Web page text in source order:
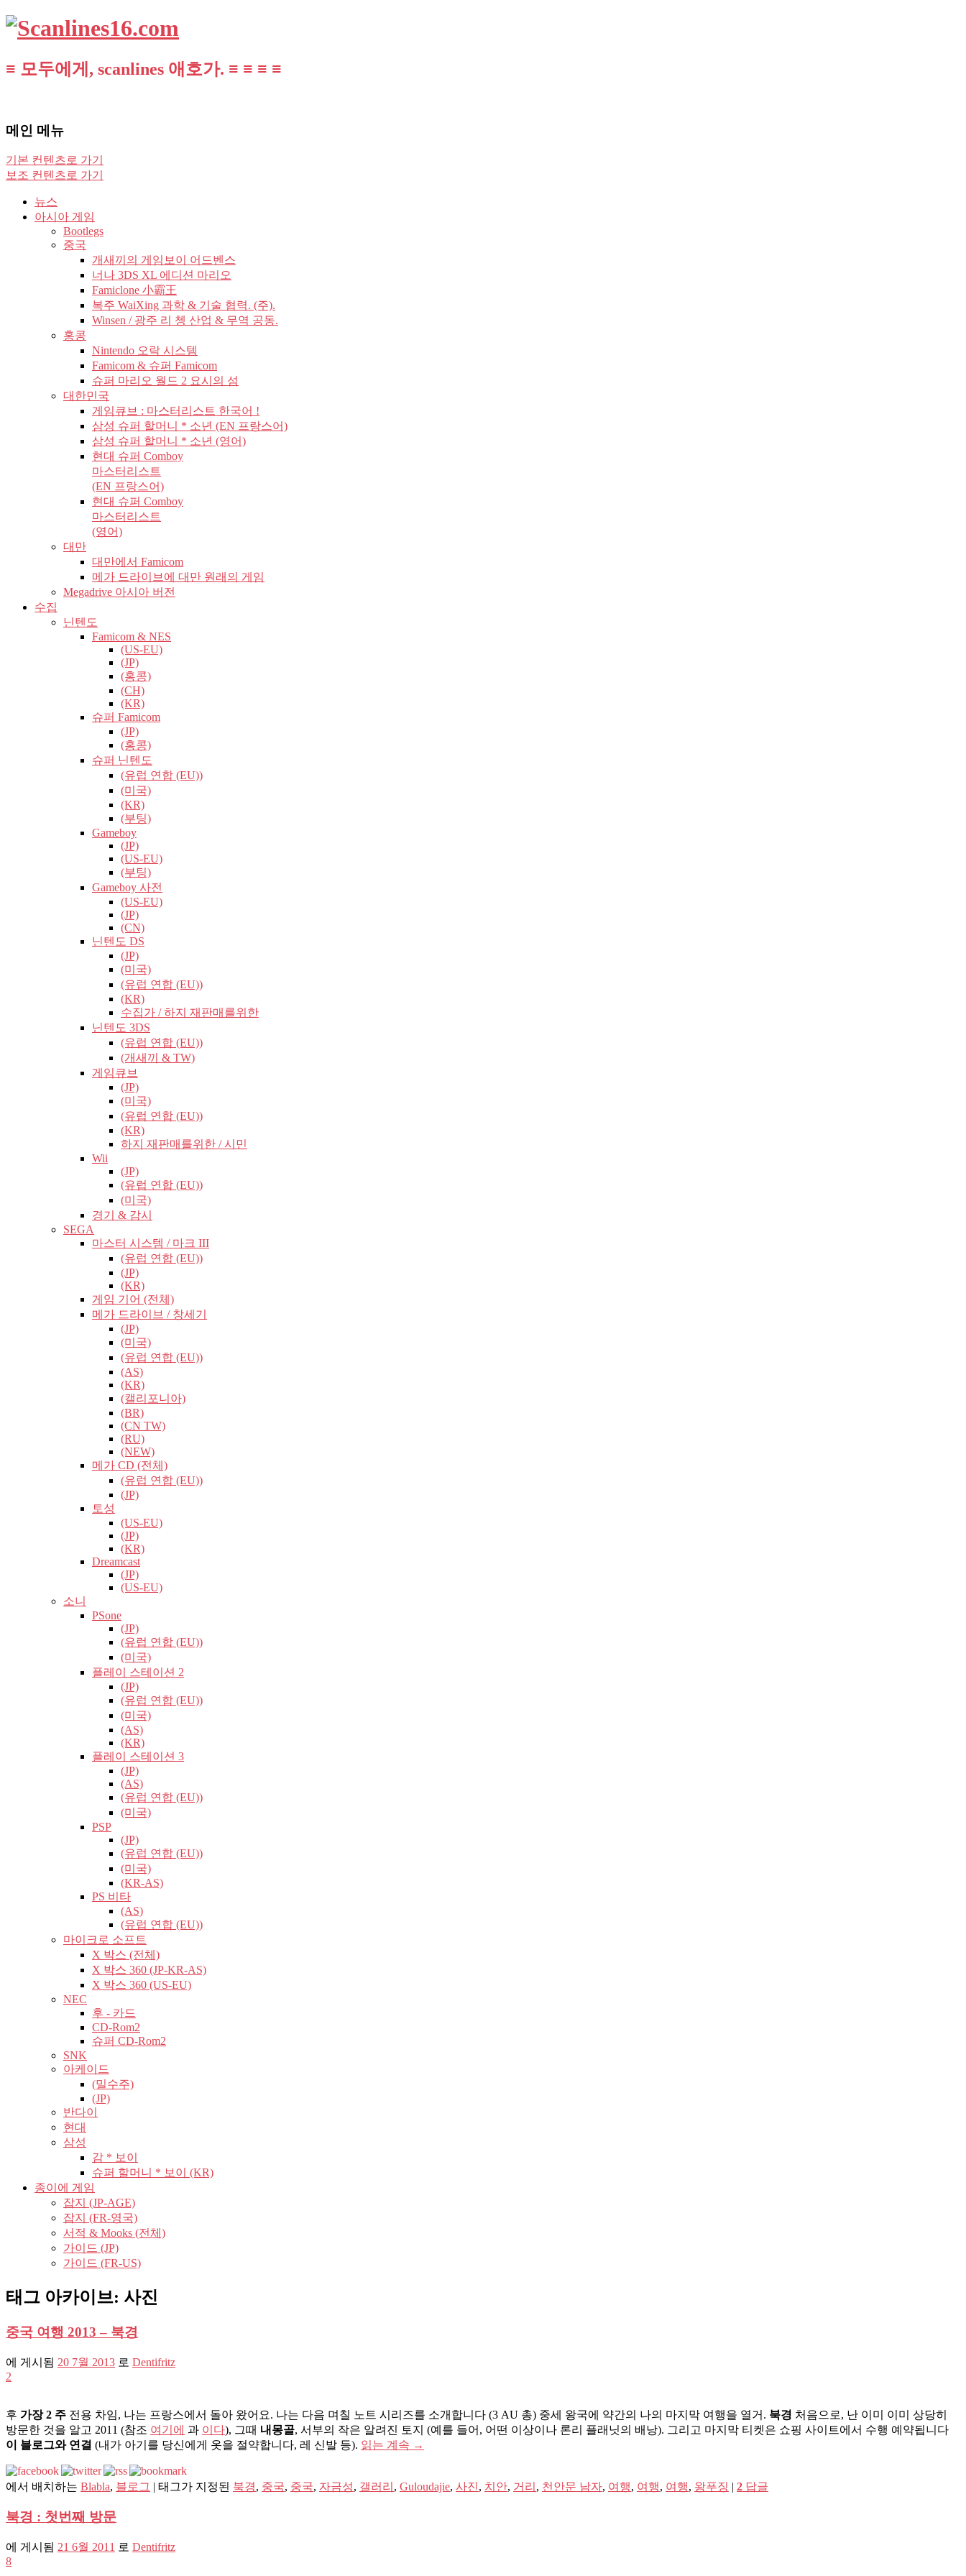
≡ 모두에게, scanlines 애호가. ≡ ≡ ≡ ≡
메인 메뉴
기본 컨텐츠로 가기
보조 컨텐츠로 가기
뉴스
아시아 게임
Bootlegs
중국
개새끼의 게임보이 어드벤스
너나 3DS XL 에디션 마리오
Famiclone 小霸王
복주 WaiXing 과학 & 기술 협력. (주).
Winsen / 광주 리 쳉 산업 & 무역 공동.
홍콩
Nintendo 오락 시스템
Famicom & 슈퍼 Famicom
슈퍼 마리오 월드 2 요시의 섬
대한민국
게임큐브 : 마스터리스트 한국어 !
삼성 슈퍼 할머니 * 소년 (EN 프랑스어)
삼성 슈퍼 할머니 * 소년 (영어)
현대 슈퍼 Comboy
마스터리스트
(EN 프랑스어)
현대 슈퍼 Comboy
마스터리스트
(영어)
대만
대만에서 Famicom
메가 드라이브에 대만 원래의 게임
Megadrive 아시아 버전
수집
닌텐도
Famicom & NES
(US-EU)
(JP)
(홍콩)
(CH)
(KR)
슈퍼 Famicom
(JP)
(홍콩)
슈퍼 닌텐도
(유럽​​ 연합 (EU))
(미국)
(KR)
(부팅)
Gameboy
(JP)
(US-EU)
(부팅)
Gameboy 사전
(US-EU)
(JP)
(CN)
닌텐도 DS
(JP)
(미국)
(유럽​​ 연합 (EU))
(KR)
수집가 / 하지 재판매를위한
닌텐도 3DS
(유럽​​ 연합 (EU))
(개새끼 & TW)
게임큐브
(JP)
(미국)
(유럽​​ 연합 (EU))
(KR)
하지 재판매를위한 / 시민
Wii
(JP)
(유럽​​ 연합 (EU))
(미국)
경기 & 감시
SEGA
마스터 시스템 / 마크 III
(유럽​​ 연합 (EU))
(JP)
(KR)
게임 기어 (전체)
메가 드라이브 / 창세기
(JP)
(미국)
(유럽​​ 연합 (EU))
(AS)
(KR)
(캘리포니아)
(BR)
(CN TW)
(RU)
(NEW)
메가 CD (전체)
(유럽​​ 연합 (EU))
(JP)
토성
(US-EU)
(JP)
(KR)
Dreamcast
(JP)
(US-EU)
소니
PSone
(JP)
(유럽​​ 연합 (EU))
(미국)
플레이 스테이션 2
(JP)
(유럽​​ 연합 (EU))
(미국)
(AS)
(KR)
플레이 스테이션 3
(JP)
(AS)
(유럽​​ 연합 (EU))
(미국)
PSP
(JP)
(유럽​​ 연합 (EU))
(미국)
(KR-AS)
PS 비타
(AS)
(유럽​​ 연합 (EU))
마이크로 소프트
X 박스 (전체)
X 박스 360 (JP-KR-AS)
X 박스 360 (US-EU)
NEC
후 - 카드
CD-Rom2
슈퍼 CD-Rom2
SNK
아케이드
(밀수주)
(JP)
반다이
현대
삼성
감 * 보이
슈퍼 할머니 * 보이 (KR)
종이에 게임
잡지 (JP-AGE)
잡지 (FR-영국)
서적 & Mooks (전체)
가이드 (JP)
가이드 (FR-US)
태그 아카이브: 사진
중국 여행 2013 – 북경
에 게시됨 20 7월 2013 로 Dentifritz
2
후 가장 2 주 전용 차임, 나는 프랑스에서 돌아 왔어요. 나는 다음 며칠 노트 시리즈를 소개합니다 (3 AU 총) 중세 왕국에 약간의 나의 마지막 여행을 열거. 북경 처음으로, 난 이미 이미 상당히
방문한 것을 알고 2011 (참조 여기에 과 이다), 그때 내몽골, 서부의 작은 알려진 토지 (예를 들어, 어떤 이상이나 론리 플래닛의 배낭). 그리고 마지막 티켓은 쇼핑 사이트에서 수행 예약됩니다
이 블로그와 연결 (내가 아기를 당신에게 옷을 절약합니다, 레 신발 등). 읽는 계속 →
에서 배치하는 Blabla, 블로그 | 태그가 지정된 북경, 중국, 중국, 자금성, 갤러리 , Guloudajie, 사진 , 치안, 거리 , 천안문 남자, 여행, 여행, 여행, 왕푸징 | 2 답글
북경 : 첫번째 방문
에 게시됨 21 6월 2011 로 Dentifritz
8